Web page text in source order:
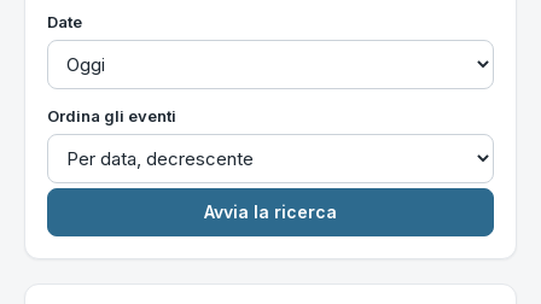
Date
Ordina gli eventi